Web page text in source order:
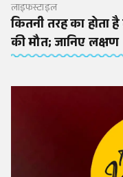
लाइफस्टाइल
कितनी तरह का होता
की मौत; जानिए लक्षण